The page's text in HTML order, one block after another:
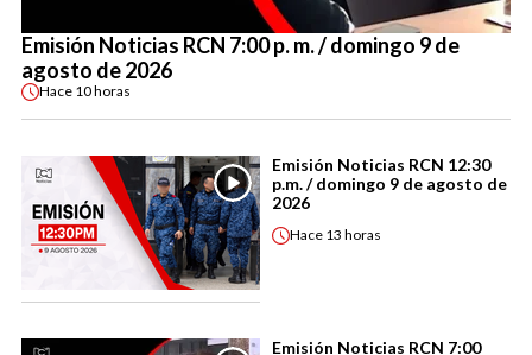
Emisión Noticias RCN 7:00 p. m. / domingo 9 de
agosto de 2026
Hace 10 horas
Emisión Noticias RCN 12:30
p.m. / domingo 9 de agosto de
2026
Hace 13 horas
Emisión Noticias RCN 7:00